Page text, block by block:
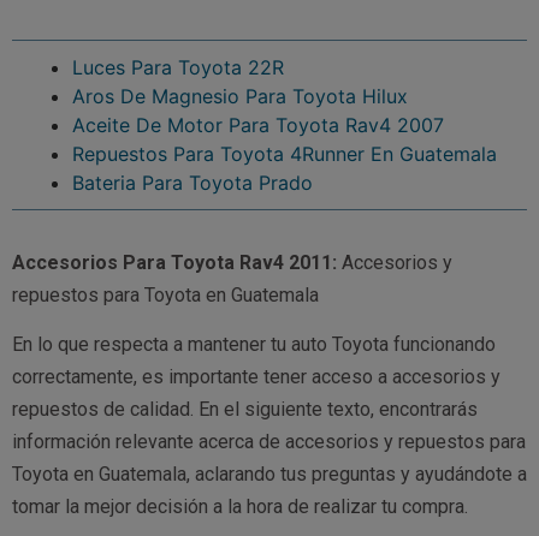
Luces Para Toyota 22R
Aros De Magnesio Para Toyota Hilux
Aceite De Motor Para Toyota Rav4 2007
Repuestos Para Toyota 4Runner En Guatemala
Bateria Para Toyota Prado
Accesorios Para Toyota Rav4 2011: Accesorios y
repuestos para Toyota en Guatemala
En lo que respecta a mantener tu auto Toyota funcionando
correctamente, es importante tener acceso a accesorios y
repuestos de calidad. En el siguiente texto, encontrarás
información relevante acerca de accesorios y repuestos para
Toyota en Guatemala, aclarando tus preguntas y ayudándote a
tomar la mejor decisión a la hora de realizar tu compra.